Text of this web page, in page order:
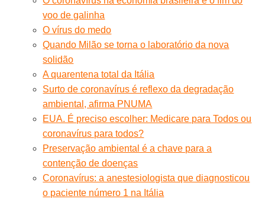
voo de galinha
O vírus do medo
Quando Milão se torna o laboratório da nova
solidão
A quarentena total da Itália
Surto de coronavírus é reflexo da degradação
ambiental, afirma PNUMA
EUA. É preciso escolher: Medicare para Todos ou
coronavírus para todos?
Preservação ambiental é a chave para a
contenção de doenças
Coronavírus: a anestesiologista que diagnosticou
o paciente número 1 na Itália